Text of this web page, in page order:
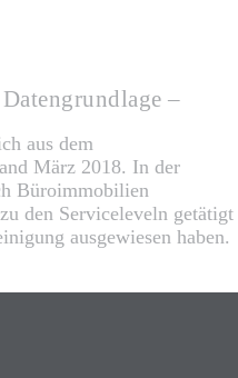
–
aus dem
März 2018. In der
Büroimmobilien
den Serviceleveln getätigt
ausgewiesen haben.